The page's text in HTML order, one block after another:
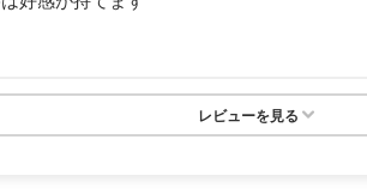
レビューを見る